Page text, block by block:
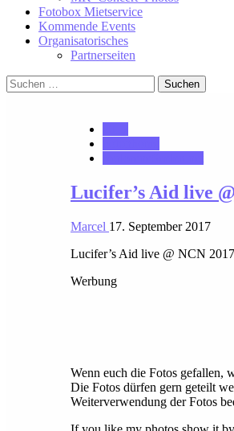
Fotobox Mietservice
Kommende Events
Organisatorisches
Partnerseiten
Suchen
nach:
Lucifer’s Aid live
Marcel 17. September 2017
Lucifer’s Aid live @ NCN 2017
Werbung
Wenn euch die Fotos gefallen,
Die Fotos dürfen gern geteilt
Weiterverwendung der Fotos